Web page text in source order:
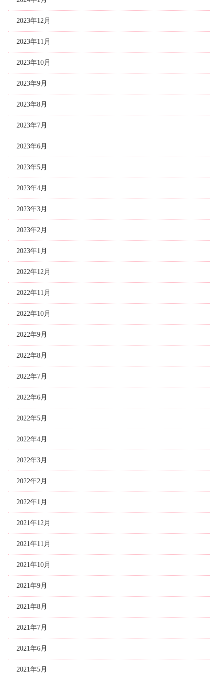
2023年12月
2023年11月
2023年10月
2023年9月
2023年8月
2023年7月
2023年6月
2023年5月
2023年4月
2023年3月
2023年2月
2023年1月
2022年12月
2022年11月
2022年10月
2022年9月
2022年8月
2022年7月
2022年6月
2022年5月
2022年4月
2022年3月
2022年2月
2022年1月
2021年12月
2021年11月
2021年10月
2021年9月
2021年8月
2021年7月
2021年6月
2021年5月